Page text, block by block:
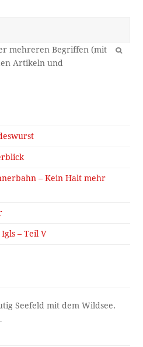
OK
– Kein Halt mehr
– Teil V
Seefeld mit dem Wildsee.